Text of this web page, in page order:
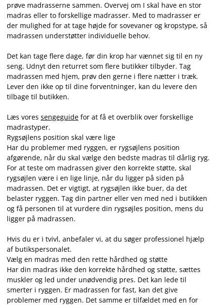
prøve madrasserne sammen. Overvej om I skal have en stor
madras eller to forskellige madrasser. Med to madrasser er
der mulighed for at tage højde for sovevaner og kropstype, så
madrassen understøtter individuelle behov.
Det kan tage flere dage, før din krop har vænnet sig til en ny
seng. Udnyt den returret som flere butikker tilbyder. Tag
madrassen med hjem, prøv den gerne i flere nætter i træk.
Lever den ikke op til dine forventninger, kan du levere den
tilbage til butikken.
Læs vores sengeguide for at få et overblik over forskellige
madrastyper.
Rygsøjlens position skal være lige
Har du problemer med ryggen, er rygsøjlens position
afgørende, når du skal vælge den bedste madras til dårlig ryg.
For at teste om madrassen giver den korrekte støtte, skal
rygsøjlen være i en lige linje, når du ligger på siden på
madrassen. Det er vigtigt, at rygsøjlen ikke buer, da det
belaster ryggen. Tag din partner eller ven med ned i butikken
og få personen til at vurdere din rygsøjles position, mens du
ligger på madrassen.
Hvis du er i tvivl, anbefaler vi, at du søger professionel hjælp
af butikspersonalet.
Vælg en madras med den rette hårdhed og støtte
Har din madras ikke den korrekte hårdhed og støtte, sættes
muskler og led under unødvendig pres. Det kan lede til
smerter i ryggen. Er madrassen for fast, kan det give
problemer med ryggen. Det samme er tilfældet med en for